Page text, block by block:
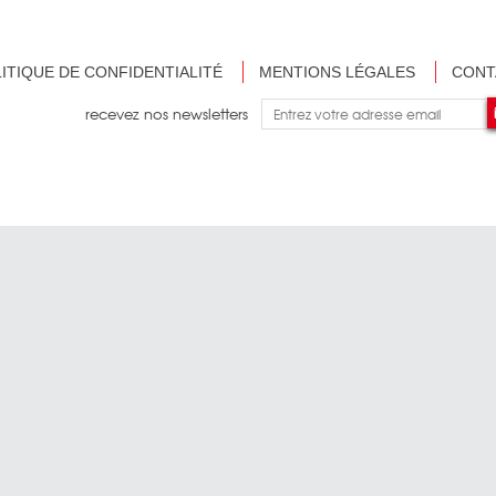
DE CONFIDENTIALITÉ MENTIONS LÉGALES
recevez nos newsletters